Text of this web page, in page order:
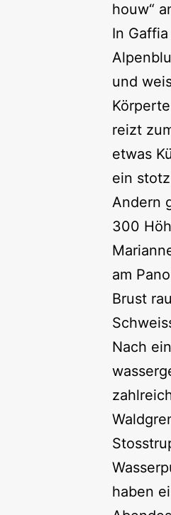
houw“
In
und
reizt
etwas
ein
Andern
300
am
Brust
Nach
haben